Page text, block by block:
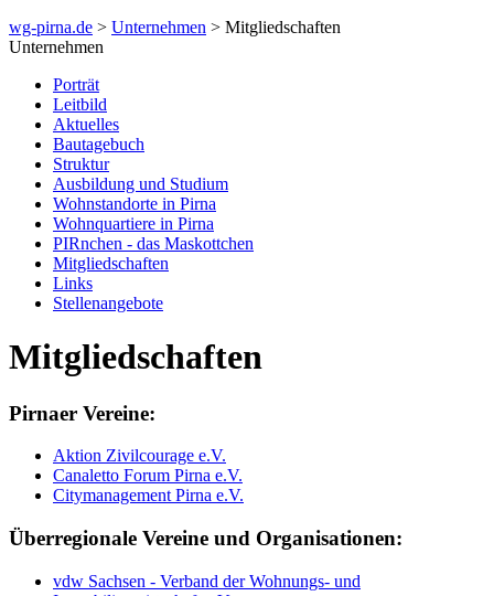
wg-pirna.de > Unternehmen > Mitgliedschaften
Unternehmen
Porträt
Leitbild
Aktuelles
Bautagebuch
Struktur
Ausbildung und Studium
Wohnstandorte in Pirna
Wohnquartiere in Pirna
PIRnchen - das Maskottchen
Mitgliedschaften
Links
Stellenangebote
Mitgliedschaften
Pirnaer Vereine:
Aktion Zivilcourage e.V.
Canaletto Forum Pirna e.V.
Citymanagement Pirna e.V.
Überregionale Vereine und Organisationen:
vdw Sachsen - Verband der Wohnungs- und